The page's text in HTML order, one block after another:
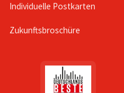
Individuelle Postkarten
Zukunftsbroschüre